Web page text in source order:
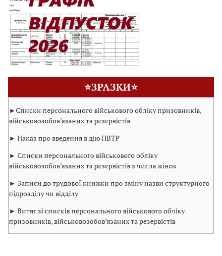
⭐ЗРАЗКИ⭐
►Списки персонального військового обліку призовників,
військовозобов’язаних та резервістів
► Наказ про введення в дію ПВТР
► Списки персонального військового обліку
військовозобов’язаних та резервістів з числа жінок
► Записи до трудової книжки про зміну назви структурного
підрозділу чи відділу
► Витяг зі списків персонального військового обліку
призовників, військовозобов’язаних та резервістів